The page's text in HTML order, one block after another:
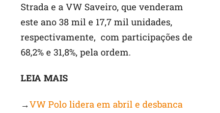
Strada e a VW Saveiro, que venderam
este ano 38 mil e 17,7 mil unidades,
respectivamente, com participações de
68,2% e 31,8%, pela ordem.
LEIA MAIS
→VW Polo lidera em abril e desbanca